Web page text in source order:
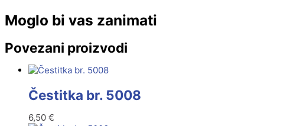
Moglo bi vas zanimati
Povezani proizvodi
Čestitka br. 5008
6,50 €